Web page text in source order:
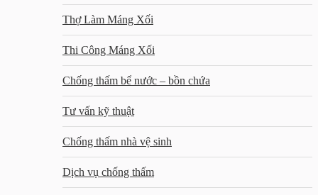
Thợ Làm Máng Xối
Thi Công Máng Xối
Chống thấm bể nước – bồn chứa
Tư vấn kỹ thuật
Chống thấm nhà vệ sinh
Dịch vụ chống thấm